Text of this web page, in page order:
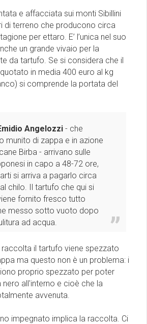
e affacciata sui monti Sibillini
di terreno che producono circa
per ettaro. E’ l’unica nel suo
un grande vivaio per la
da tartufo. Se si considera che il
in media 400 euro al kg
si comprende la portata del
Angelozzi - che
munito di zappa e in azione
Birba - arrivano sulle
in capo a 48-72 ore,
si arriva a pagarlo circa
chilo. Il tartufo che qui si
fornito fresco tutto
messo sotto vuoto dopo
ad acqua.
il tartufo viene spezzato
ma questo non è un problema: i
proprio spezzato per poter
all'interno e cioè che la
avvenuta.
impegnato implica la raccolta. Ci